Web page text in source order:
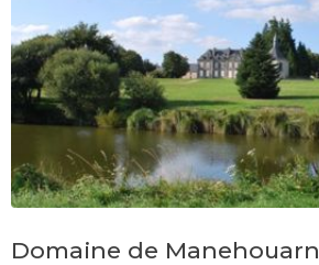
Domaine de Manehouarn